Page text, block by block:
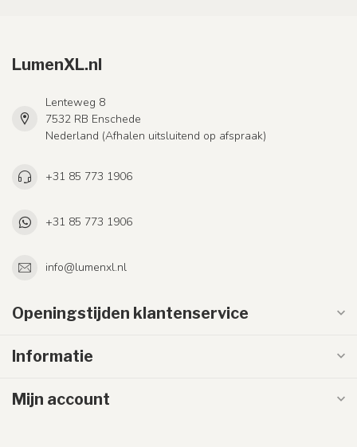
LumenXL.nl
Lenteweg 8
7532 RB Enschede
Nederland (Afhalen uitsluitend op afspraak)
+31 85 773 1906
+31 85 773 1906
info@lumenxl.nl
Openingstijden klantenservice
Informatie
Mijn account